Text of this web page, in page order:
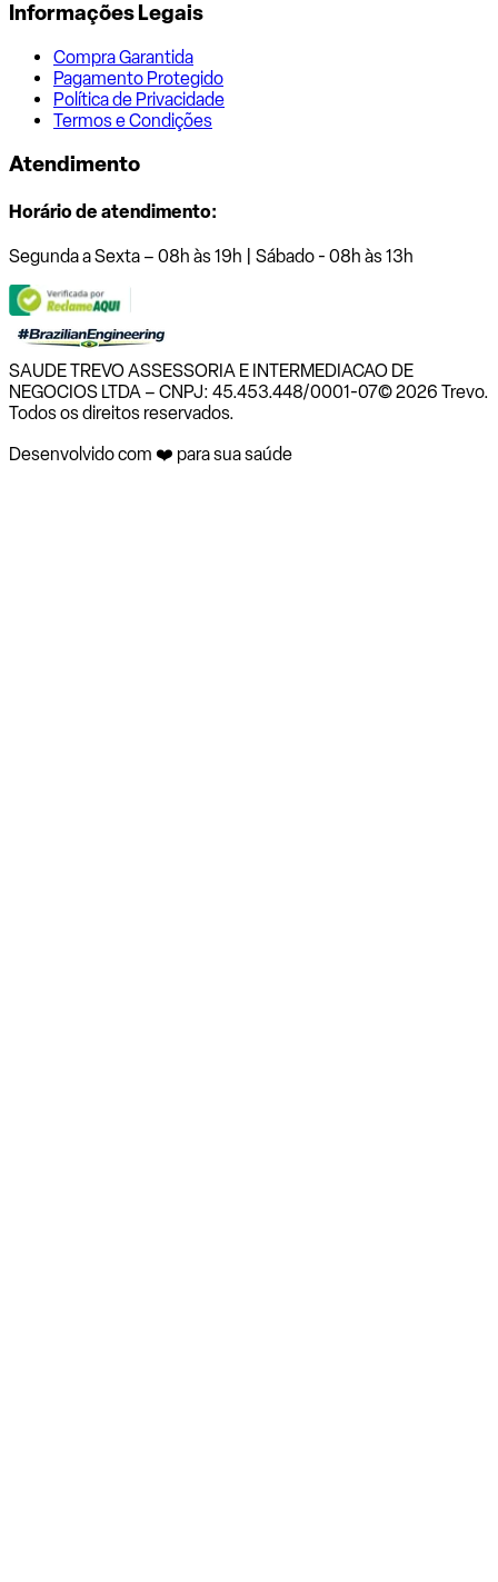
Informações Legais
Compra Garantida
Pagamento Protegido
Política de Privacidade
Termos e Condições
Atendimento
Horário de atendimento:
Segunda a Sexta – 08h às 19h | Sábado - 08h às 13h
SAUDE TREVO ASSESSORIA E INTERMEDIACAO DE
NEGOCIOS LTDA – CNPJ: 45.453.448/0001-07© 2026 Trevo.
Todos os direitos reservados.
Desenvolvido com ❤️ para sua saúde